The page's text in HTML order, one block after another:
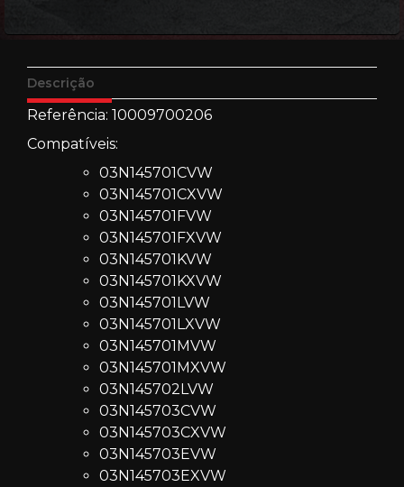
Descrição
Referência: 10009700206
Compatíveis:
03N145701CVW
03N145701CXVW
03N145701FVW
03N145701FXVW
03N145701KVW
03N145701KXVW
03N145701LVW
03N145701LXVW
03N145701MVW
03N145701MXVW
03N145702LVW
03N145703CVW
03N145703CXVW
03N145703EVW
03N145703EXVW